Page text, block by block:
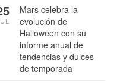
Mars celebra la
evolución de
Halloween con su
informe anual de
tendencias y dulces
de temporada